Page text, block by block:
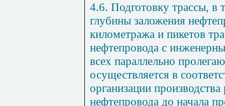
4.6. Подготовку трассы, в
глубины заложения
километража и пикетов
нефтепровода с
всех параллельно
осуществляется в
организации
нефтепровода до начала